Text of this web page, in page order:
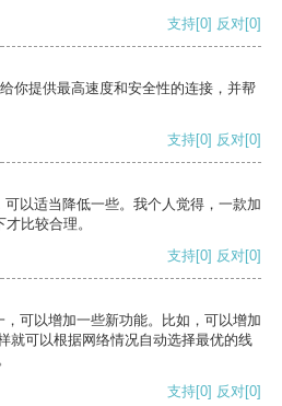
支持[0] 反对[0]
你提供最高速度和安全性的连接，并帮
支持[0] 反对[0]
以适当降低一些。我个人觉得，一款加
比较合理。
支持[0] 反对[0]
可以增加一些新功能。比如，可以增加
就可以根据网络情况自动选择最优的线
支持[0] 反对[0]